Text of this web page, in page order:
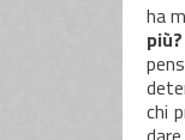
ha
più?
chi